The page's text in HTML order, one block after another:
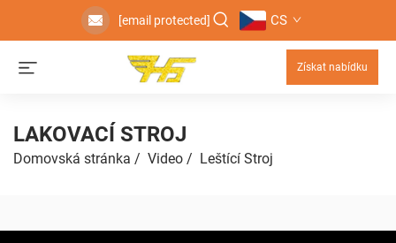
[email protected] CS
Získat nabídku
LAKOVACÍ STROJ
Domovská stránka / Video / Leštící Stroj